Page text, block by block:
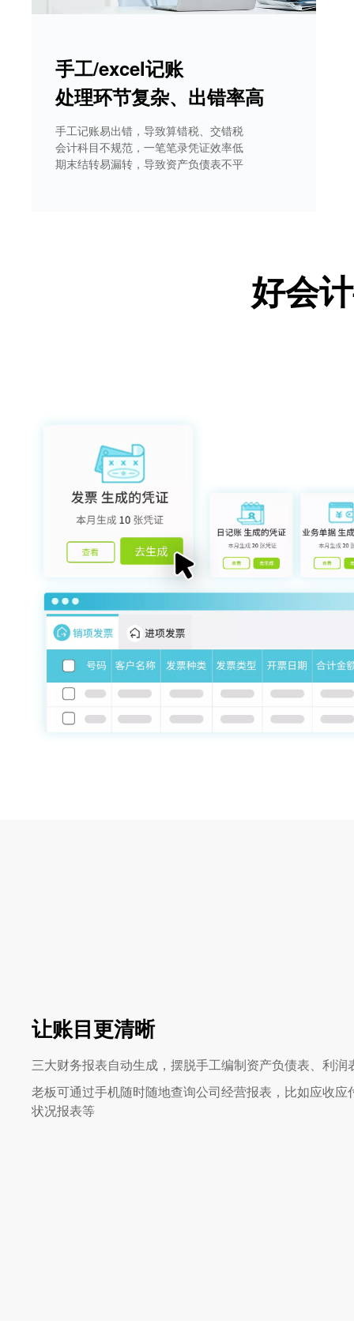
手工/excel记账
处理环节复杂、出错率高
手工记账易出错，导致算错税、交错税
会计科目不规范，一笔笔录凭证效率低
期末结转易漏转，导致资产负债表不平
好会
让账目更清晰
三大财务报表自动生成，摆脱手工编制资产负债表、利润
老板可通过手机随时随地查询公司经营报表，比如应收应
状况报表等